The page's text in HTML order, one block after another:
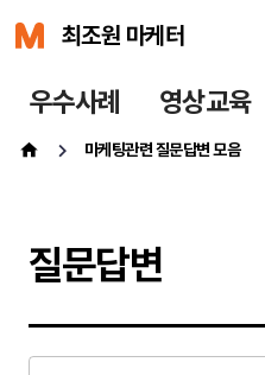
최조원 마케터
우수사례 영상교육
마케팅관련 질문답변 모음
질문답변